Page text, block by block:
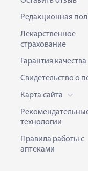
Редакционная
Лекарственное
страхование
Гарантия качества
Свидетельство о
Карта сайта
технологии
Правила работы с
аптеками